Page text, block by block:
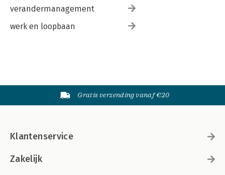
verandermanagement
werk en loopbaan
Gratis verzending vanaf €20
Klantenservice
Zakelijk